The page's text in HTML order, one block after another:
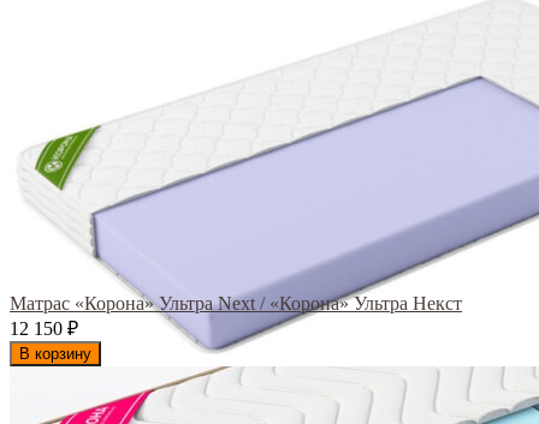
Матрас «Корона» Ультра Next / «Корона» Ультра Некст
12 150 ₽
В корзину